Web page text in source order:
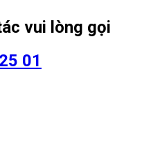
vui lòng gọi
01